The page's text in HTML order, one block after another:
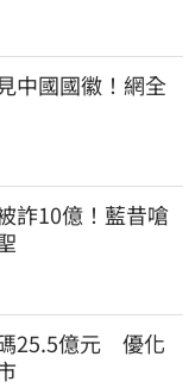
中國國徽！網全
詐10億！藍昔嗆
25.5億元　優化